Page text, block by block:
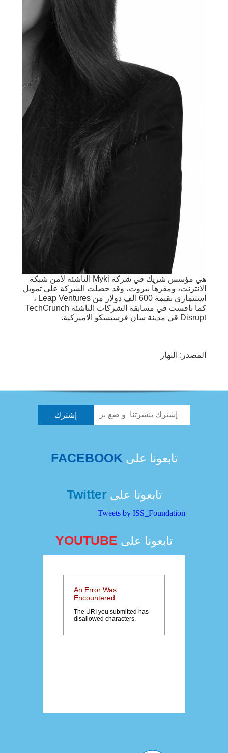
هي مؤسس شريك في شركة Myki الناشئة لأمن شبكة
الانترنت، ومقرها بيروت، وقد حصلت الشركة على تمويل
استثماري بقيمة 600 الف دولار من Leap Ventures ،
كما نافست في مسابقة الشركات الناشئة TechCrunch
Disrupt قي مدينة سان فرسيسكو الاميركية.
المصدر: النهار
تابعونا علىFACEBOOK
تابعونا علىTwitter
Tweets by ISS_Foundation
تابعونا على YOUTUBE